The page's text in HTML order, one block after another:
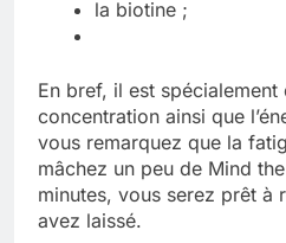
la biotine ;
En bref, il est
concentration ainsi que
vous remarquez que la
mâchez un peu de Mind
minutes, vous serez prêt à
avez laissé.